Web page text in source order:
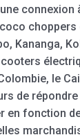
Kananga,
le
de
en fonction